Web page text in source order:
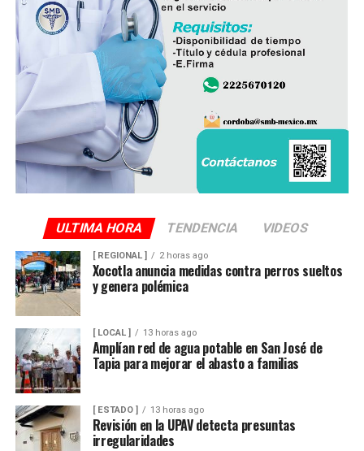
Con esta obra, el Ayuntamiento dio inicio formal al
programa de infraestructura de la presente
administración, con el objetivo de mejorar las vialidades
y fortalecer los servicios en distintos sectores del
municipio.
ULTIMA HORA TENDENCIA VIDEOS
[ REGIONAL ] 2 horas ago
Xocotla anuncia medidas contra perros sueltos
y genera polémica
[ LOCAL ] 13 horas ago
Amplían red de agua potable en San José de
Tapia para mejorar el abasto a familias
[ ESTADO ] 13 horas ago
Revisión en la UPAV detecta presuntas
irregularidades